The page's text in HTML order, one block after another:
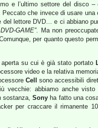
e l’ultimo settore del disco
che invece di usare
del lettore DVD… e ci abbiano
GAME”. Ma non
per quanto questo
su cui è già stato portato
video e la relativa
Cell
sono accessibili
vecchie: abbiamo anche visto
sostanza,Sony ha fatto una
per craccare il rimanente